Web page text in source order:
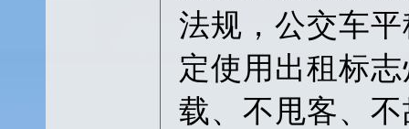
法规，公交车
定使用出租标
载、不甩客、